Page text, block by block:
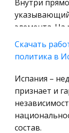
Военное
Химия
Внутри
элемента. На
элементы,
функции.
Анализ рынка
Напротив,
может
решению и,
Скачать
политика в
Испания –
признает и
состав.